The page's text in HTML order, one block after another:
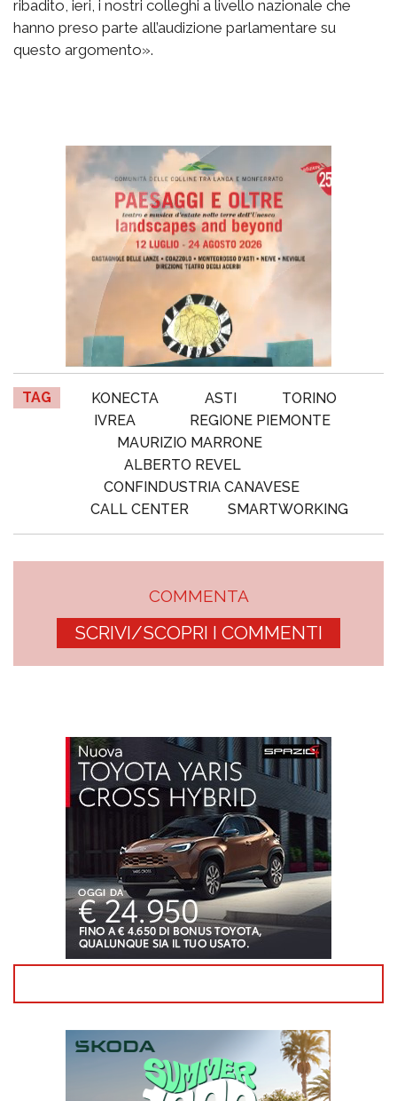
ribadito, ieri, i nostri colleghi a livello nazionale che
hanno preso parte all’audizione parlamentare su
questo argomento».
TAG KONECTA ASTI
TORINO
IVREA
REGIONE PIEMONTE
MAURIZIO MARRONE
ALBERTO REVEL
CONFINDUSTRIA CANAVESE
CALL CENTER
SMARTWORKING
COMMENTA
SCRIVI/SCOPRI I COMMENTI